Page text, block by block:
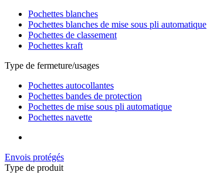
Pochettes blanches
Pochettes blanches de mise sous pli automatique
Pochettes de classement
Pochettes kraft
Type de fermeture/usages
Pochettes autocollantes
Pochettes bandes de protection
Pochettes de mise sous pli automatique
Pochettes navette
Envois protégés
Type de produit